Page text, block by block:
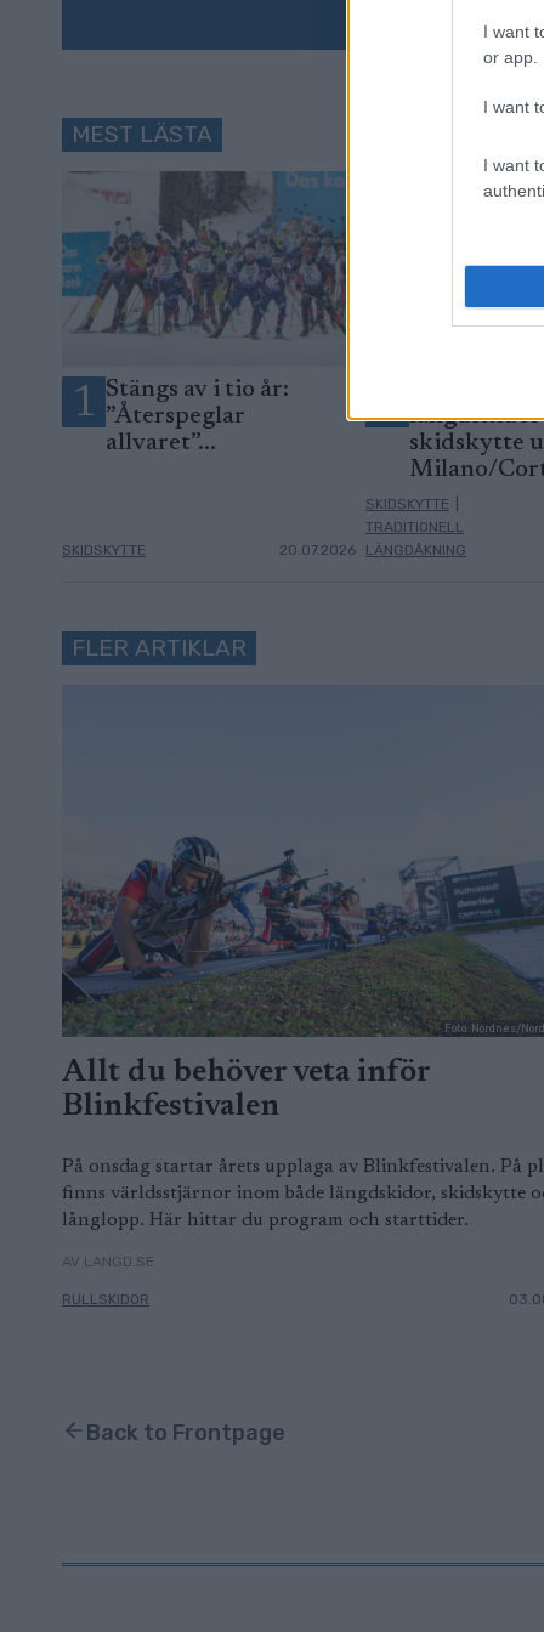
I want
or app.
I want
I want
MEST LÄSTA
1 Stängs av i tio år:
”Återspeglar
allvaret”...
SKIDSKYTTE 20.07.2026
längdskidor
skidskytte
Milano/
SKIDSKYTTE
TRADITIONELL
LÄNGDÅKNING
FLER ARTIKLAR
Foto: Nordnes/
Allt du behöver veta inför
Blinkfestivalen
På onsdag startar årets upplaga av Blinkfestivalen. På
finns världsstjärnor inom både längdskidor, skidskytte
långlopp. Här hittar du program och starttider.
AV LANGD.SE
RULLSKIDOR
Back to Frontpage